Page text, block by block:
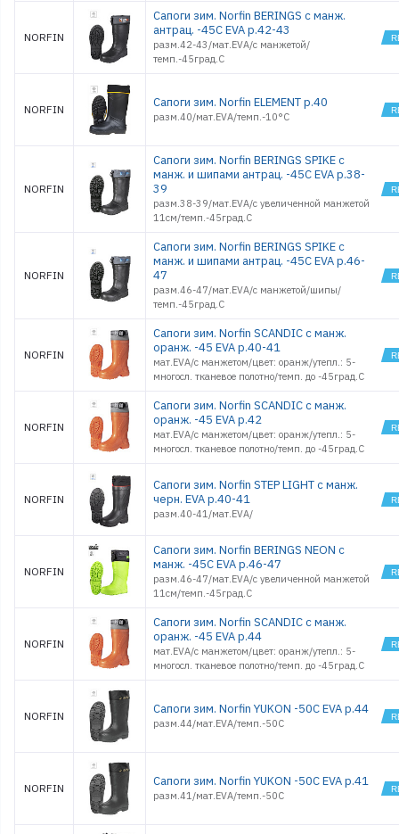
NORFIN
Сапоги зим. Norfin BERINGS с манж.
антрац. -45С EVA р.42-43
разм.42-43/мат.EVA/с манжетой/
темп.-45град.С
NORFIN Сапоги зим. Norfin ELEMENT р.40
разм.40/мат.EVA/темп.-10°С
NORFIN
Сапоги зим. Norfin BERINGS SPIKE с
манж. и шипами антрац. -45С EVA р.38-
39
разм.38-39/мат.EVA/с увеличенной манжетой
11см/темп.-45град.С
NORFIN
Сапоги зим. Norfin BERINGS SPIKE с
манж. и шипами антрац. -45С EVA р.46-
47
разм.46-47/мат.EVA/с манжетой/шипы/
темп.-45град.С
NORFIN
Сапоги зим. Norfin SCANDIC с манж.
оранж. -45 EVA р.40-41
мат.EVA/с манжетом/цвет: оранж/утепл.: 5-
многосл. тканевое полотно/темп. до -45град.С
NORFIN
Сапоги зим. Norfin SCANDIC с манж.
оранж. -45 EVA р.42
мат.EVA/с манжетом/цвет: оранж/утепл.: 5-
многосл. тканевое полотно/темп. до -45град.С
NORFIN
Сапоги зим. Norfin STEP LIGHT с манж.
черн. EVA р.40-41
разм.40-41/мат.EVA/
NORFIN
Сапоги зим. Norfin BERINGS NEON с
манж. -45С EVA р.46-47
разм.46-47/мат.EVA/с увеличенной манжетой
11см/темп.-45град.С
NORFIN
Сапоги зим. Norfin SCANDIC с манж.
оранж. -45 EVA р.44
мат.EVA/с манжетом/цвет: оранж/утепл.: 5-
многосл. тканевое полотно/темп. до -45град.С
NORFIN Сапоги зим. Norfin YUKON -50С EVA р.44
разм.44/мат.EVA/темп.-50С
NORFIN Сапоги зим. Norfin YUKON -50С EVA р.41
разм.41/мат.EVA/темп.-50С